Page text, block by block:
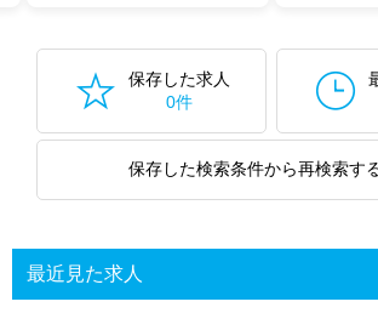
保存した求人
0件
保存した検索条件から再検索す
最近見た求人